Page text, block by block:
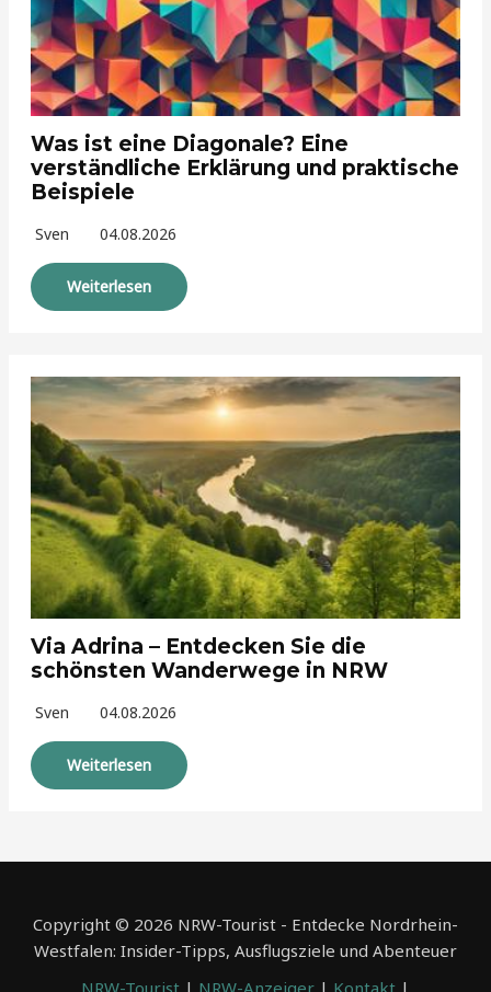
Was ist eine Diagonale? Eine
verständliche Erklärung und praktische
Beispiele
Sven 04.08.2026
Weiterlesen
Via Adrina – Entdecken Sie die
schönsten Wanderwege in NRW
Sven 04.08.2026
Weiterlesen
Copyright © 2026 NRW-Tourist - Entdecke Nordrhein-
Westfalen: Insider-Tipps, Ausflugsziele und Abenteuer
NRW-Tourist | NRW-Anzeiger | Kontakt |